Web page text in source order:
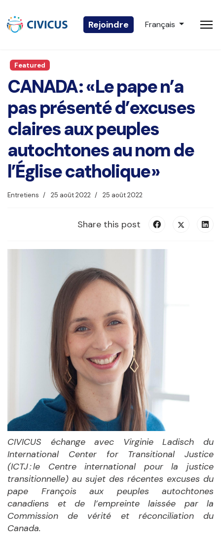
Rejoindre Sélectionnez votre
Français
Featured
CANADA : « Le pape n’a
pas présenté d’excuses
claires aux peuples
autochtones au nom de
l’Église catholique »
Entretiens 25 août 2022 25 août 2022
Share this post
CIVICUS échangeavec Virginie Ladisch du
International Center for Transitional Justice
(ICTJ : le Centre international pour la justice
transitionnelle) au sujet des récentes excuses du
pape François aux peuples autochtones
canadiens et de l’empreinte laissée par la
Commission de vérité et réconciliation du
Canada.